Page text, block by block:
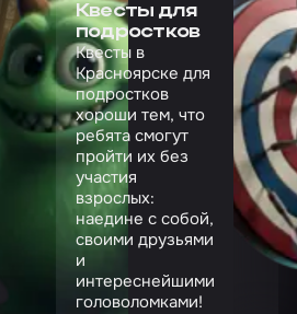
Квесты для
подростков
Квесты в
Красноярске для
подростков
хороши тем, что
ребята смогут
пройти их без
участия
взрослых:
наедине с собой,
своими друзьями
и
интереснейшими
головоломками!